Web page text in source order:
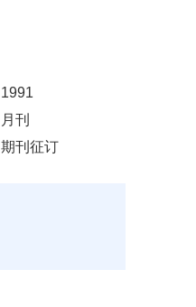
1991
月刊
期刊征订